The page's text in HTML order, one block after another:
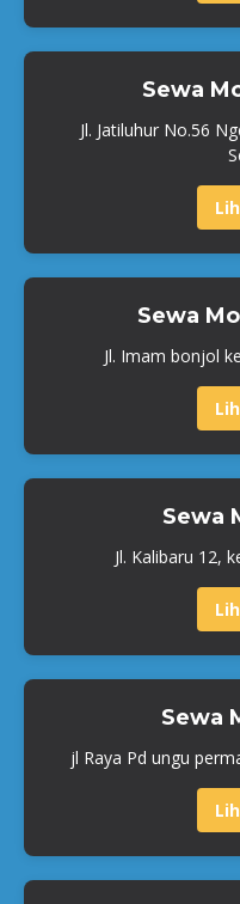
Sewa
Jl. Jatiluhur No.56
Sewa
Jl. Imam bonjol
Sewa
Jl. Kalibaru 12,
Sewa
jl Raya Pd ungu